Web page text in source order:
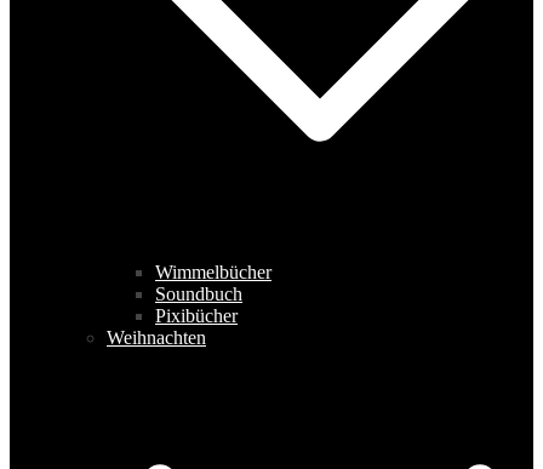
Wimmelbücher
Soundbuch
Pixibücher
Weihnachten